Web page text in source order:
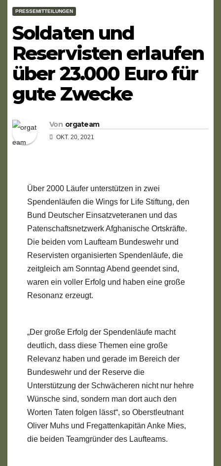
PRESSEMITTEILUNGEN
Soldaten und
Reservisten erlaufen
über 23.000 Euro für
gute Zwecke
Von orgateam
OKT. 20, 2021
Über 2000 Läufer unterstützen in zwei
Spendenläufen die Wings for Life Stiftung, den
Bund Deutscher Einsatzveteranen und das
Patenschaftsnetzwerk Afghanische Ortskräfte.
Die beiden vom Laufteam Bundeswehr und
Reservisten organisierten Spendenläufe, die
zeitgleich am Sonntag Abend geendet sind,
waren ein voller Erfolg und haben eine große
Resonanz erzeugt.
„Der große Erfolg der Spendenläufe macht
deutlich, dass diese Themen eine große
Relevanz haben und gerade im Bereich der
Bundeswehr und der Reserve die
Unterstützung der Schwächeren nicht nur hehre
Wünsche sind, sondern man dort auch den
Worten Taten folgen lässt“, so Oberstleutnant
Oliver Muhs und Fregattenkapitän Anke Mies,
die beiden Teamgründer des Laufteams.